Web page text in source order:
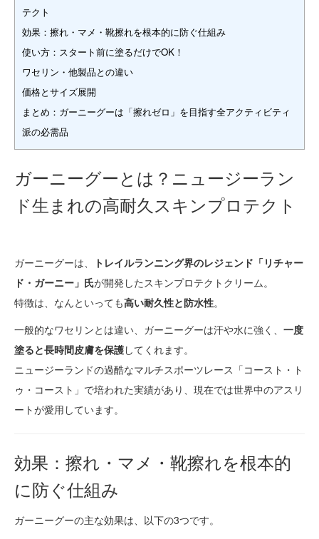
テクト
効果：擦れ・マメ・靴擦れを根本的に防ぐ仕組み
使い方：スタート前に塗るだけでOK！
ワセリン・他製品との違い
価格とサイズ展開
まとめ：ガーニーグーは「擦れゼロ」を目指す全アクティビティ
派の必需品
ガーニーグーとは？ニュージーラン
ド生まれの高耐久スキンプロテクト
ガーニーグーは、
トレイルランニング界のレジェンド「リチャー
ド・ガーニー」氏が開発したスキンプロテクトクリーム。
特徴は、なんといっても高い耐久性と防水性。
一般的なワセリンとは違い、ガーニーグーは汗や水に強く、 一度
塗ると長時間皮膚を保護してくれます。
ニュージーランドの過酷なマルチスポーツレース「コースト・ト
ゥ・コースト」で培われた実績があり、現在では世界中のアスリ
ートが愛用しています。
効果：擦れ・マメ・靴擦れを根本的
に防ぐ仕組み
ガーニーグーの主な効果は、以下の3つです。